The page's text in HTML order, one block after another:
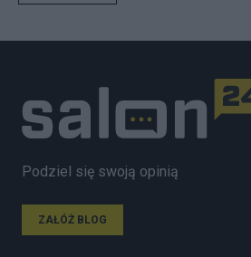
Podziel się swoją opinią
ZAŁÓŻ BLOG